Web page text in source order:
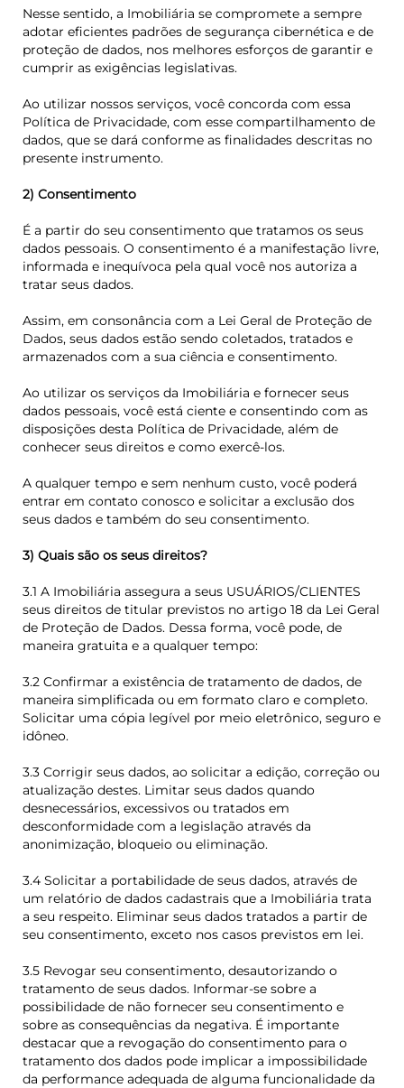
Nesse sentido, a Imobiliária se compromete a sempre
adotar eficientes padrões de segurança cibernética e de
proteção de dados, nos melhores esforços de garantir e
cumprir as exigências legislativas.
Ao utilizar nossos serviços, você concorda com essa
Política de Privacidade, com esse compartilhamento de
dados, que se dará conforme as finalidades descritas no
presente instrumento.
2) Consentimento
É a partir do seu consentimento que tratamos os seus
dados pessoais. O consentimento é a manifestação livre,
informada e inequívoca pela qual você nos autoriza a
tratar seus dados.
Assim, em consonância com a Lei Geral de Proteção de
Dados, seus dados estão sendo coletados, tratados e
armazenados com a sua ciência e consentimento.
Ao utilizar os serviços da Imobiliária e fornecer seus
dados pessoais, você está ciente e consentindo com as
disposições desta Política de Privacidade, além de
conhecer seus direitos e como exercê-los.
A qualquer tempo e sem nenhum custo, você poderá
entrar em contato conosco e solicitar a exclusão dos
seus dados e também do seu consentimento.
3) Quais são os seus direitos?
3.1 A Imobiliária assegura a seus USUÁRIOS/CLIENTES
seus direitos de titular previstos no artigo 18 da Lei Geral
de Proteção de Dados. Dessa forma, você pode, de
maneira gratuita e a qualquer tempo:
3.2 Confirmar a existência de tratamento de dados, de
maneira simplificada ou em formato claro e completo.
Solicitar uma cópia legível por meio eletrônico, seguro e
idôneo.
3.3 Corrigir seus dados, ao solicitar a edição, correção ou
atualização destes. Limitar seus dados quando
desnecessários, excessivos ou tratados em
desconformidade com a legislação através da
anonimização, bloqueio ou eliminação.
3.4 Solicitar a portabilidade de seus dados, através de
um relatório de dados cadastrais que a Imobiliária trata
a seu respeito. Eliminar seus dados tratados a partir de
seu consentimento, exceto nos casos previstos em lei.
3.5 Revogar seu consentimento, desautorizando o
tratamento de seus dados. Informar-se sobre a
possibilidade de não fornecer seu consentimento e
sobre as consequências da negativa. É importante
destacar que a revogação do consentimento para o
tratamento dos dados pode implicar a impossibilidade
da performance adequada de alguma funcionalidade da